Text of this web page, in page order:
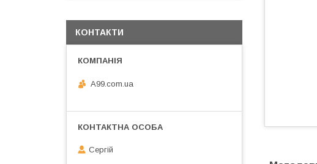
КОНТАКТИ
A99.com.ua
Сергій